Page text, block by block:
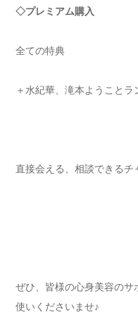
◇プレミアム購入
全ての特典
＋水紀華、滝本ようことラ
直接会える、相談できるチ
ぜひ、皆様の心身美容のサ
使いくださいませ♪